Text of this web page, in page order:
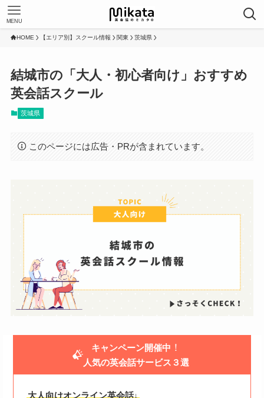
MENU
HOME 【エリア別】スクール情報 関東 茨城県
結城市の「大人・初心者向け」おすすめ
英会話スクール
茨城県
このページには広告・PRが含まれています。
キャンペーン開催中 ！
人気の英会話サービス３選
大人向けオンライン英会話↓